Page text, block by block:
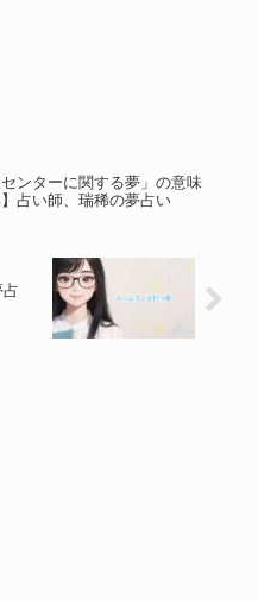
センターに関する夢」の意味
】占い師、瑞稀の夢占い
占